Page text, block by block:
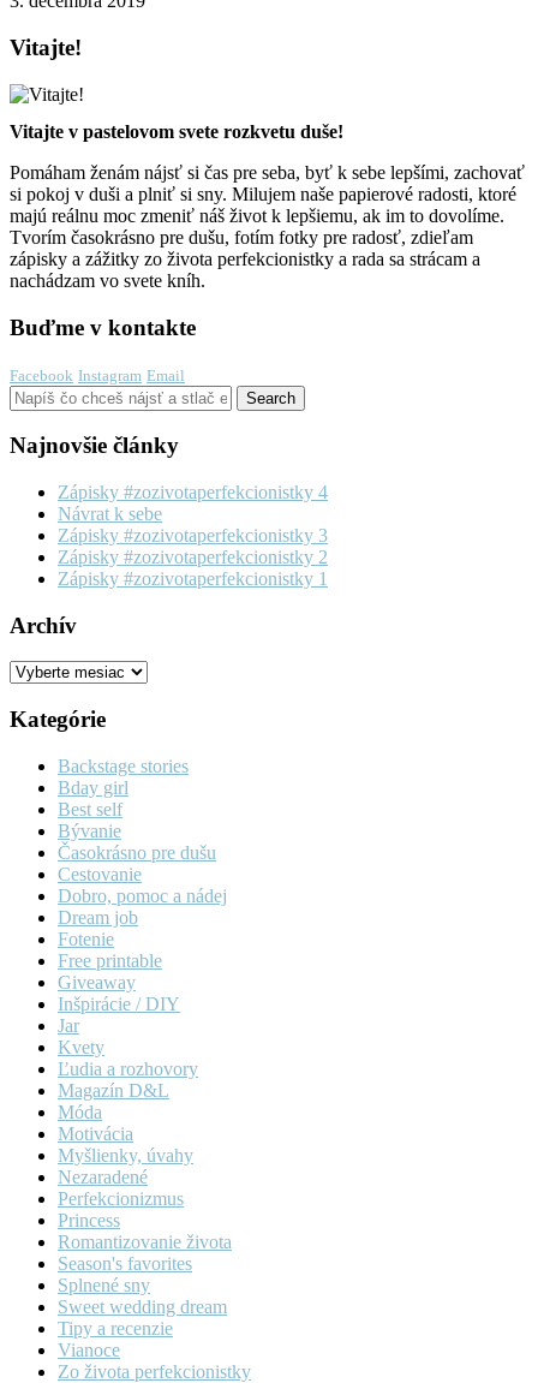
Vitajte!
Vitajte v pastelovom svete rozkvetu duše!
Pomáham ženám nájsť si čas pre seba, byť k sebe lepšími, zachovať
si pokoj v duši a plniť si sny. Milujem naše papierové radosti, ktoré
majú reálnu moc zmeniť náš život k lepšiemu, ak im to dovolíme.
Tvorím časokrásno pre dušu, fotím fotky pre radosť, zdieľam
zápisky a zážitky zo života perfekcionistky a rada sa strácam a
nachádzam vo svete kníh.
Buďme v kontakte
Facebook Instagram Email
Najnovšie články
Zápisky #zozivotaperfekcionistky 4
Návrat k sebe
Zápisky #zozivotaperfekcionistky 3
Zápisky #zozivotaperfekcionistky 2
Zápisky #zozivotaperfekcionistky 1
Archív
Archív
Kategórie
Backstage stories
Bday girl
Best self
Bývanie
Časokrásno pre dušu
Cestovanie
Dobro, pomoc a nádej
Dream job
Fotenie
Free printable
Giveaway
Inšpirácie / DIY
Jar
Kvety
Ľudia a rozhovory
Magazín D&L
Móda
Motivácia
Myšlienky, úvahy
Nezaradené
Perfekcionizmus
Princess
Romantizovanie života
Season's favorites
Splnené sny
Sweet wedding dream
Tipy a recenzie
Vianoce
Zo života perfekcionistky